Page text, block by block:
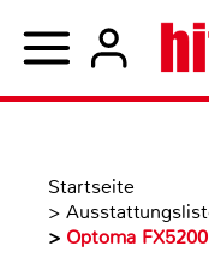
Startseite
>
> Optoma FX5200